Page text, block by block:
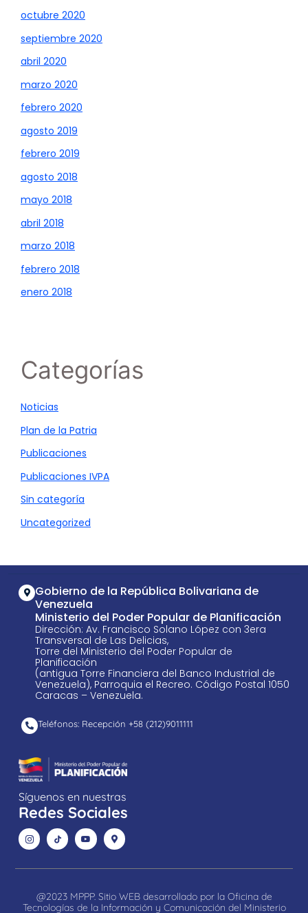
octubre 2020
septiembre 2020
abril 2020
marzo 2020
febrero 2020
agosto 2019
febrero 2019
agosto 2018
mayo 2018
abril 2018
marzo 2018
febrero 2018
enero 2018
Categorías
Noticias
Plan de la Patria
Publicaciones
Publicaciones IVPA
Sin categoría
Uncategorized
Gobierno de la República Bolivariana de
Venezuela
Ministerio del Poder Popular de Planificación
Dirección: Av. Francisco Solano López con 3era
Transversal de Las Delicias,
Torre del Ministerio del Poder Popular de
Planificación
(antigua Torre Financiera del Banco Industrial de
Venezuela), Parroquia el Recreo. Código Postal 1050
Caracas – Venezuela.
Teléfonos: Recepción +58 ​(212)9011111
Síguenos en nuestras
Redes Sociales
@2023 MPPP. Sitio WEB desarrollado por la Oficina de
Tecnologías de la Información y Comunicación del Ministerio